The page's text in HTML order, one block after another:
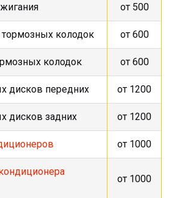
от 500
колодок от 600
колодок от 600
дисков передних от 1200
дисков задних от 1200
от 1000
от 1000